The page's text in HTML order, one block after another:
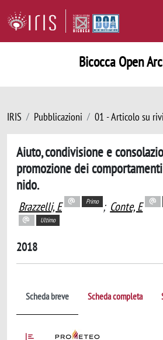
Bicocca Open
IRIS Pubblicazioni 01 - Articolo su
Aiuto, condivisione e
promozione dei
nido.
Brazzelli, E Primo ; Conte, E
Ultimo
2018
Scheda breve Scheda completa